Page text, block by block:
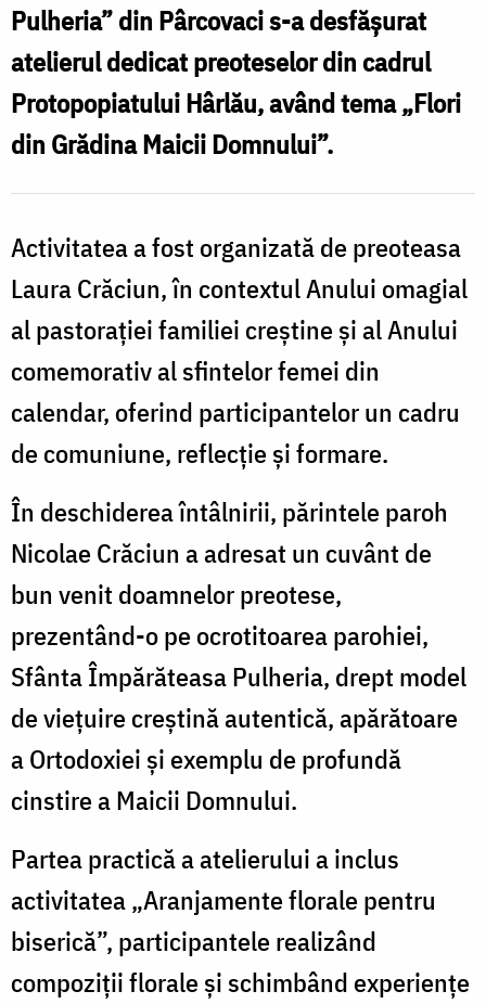
Pulheria” din Pârcovaci s-a desfășurat
atelierul dedicat preoteselor din cadrul
Protopopiatului Hârlău, având tema „Flori
din Grădina Maicii Domnului”.
Activitatea a fost organizată de preoteasa
Laura Crăciun, în contextul Anului omagial
al pastorației familiei creștine și al Anului
comemorativ al sfintelor femei din
calendar, oferind participantelor un cadru
de comuniune, reflecție și formare.
În deschiderea întâlnirii, părintele paroh
Nicolae Crăciun a adresat un cuvânt de
bun venit doamnelor preotese,
prezentând-o pe ocrotitoarea parohiei,
Sfânta Împărăteasa Pulheria, drept model
de viețuire creștină autentică, apărătoare
a Ortodoxiei și exemplu de profundă
cinstire a Maicii Domnului.
Partea practică a atelierului a inclus
activitatea „Aranjamente florale pentru
biserică”, participantele realizând
compoziții florale și schimbând experiențe